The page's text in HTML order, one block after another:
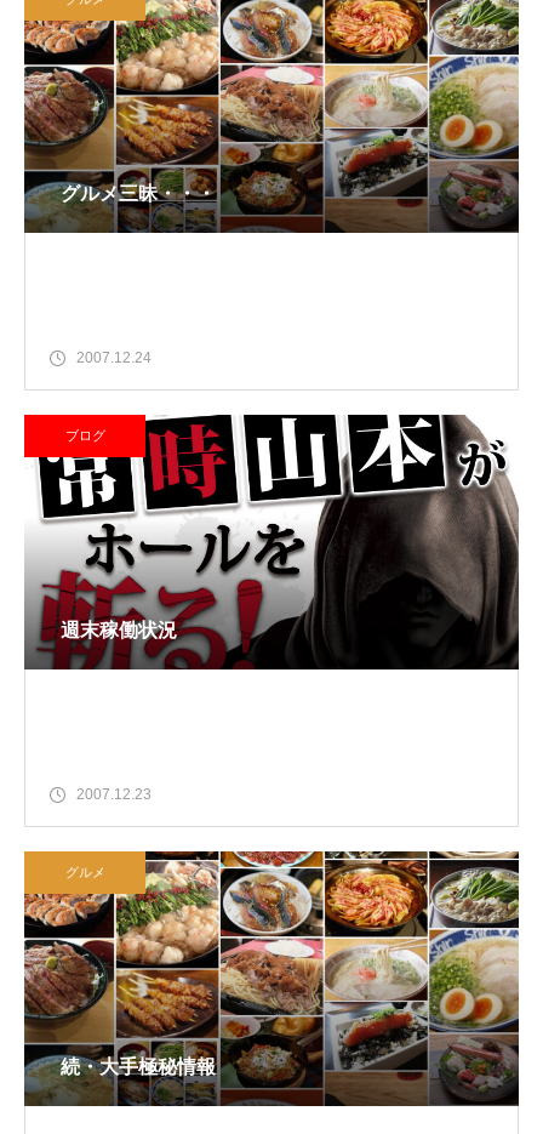
グルメ三昧・・・
2007.12.24
ブログ
週末稼働状況
2007.12.23
グルメ
続・大手極秘情報